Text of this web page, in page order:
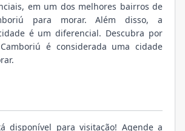
em um dos melhores bairros de
para morar. Além disso, a
é um diferencial. Descubra por
é considerada uma cidade
disponível para visitação! Agende a